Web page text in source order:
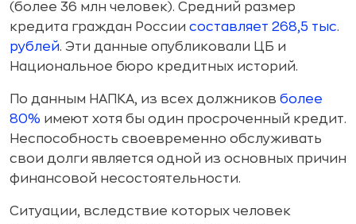
(более 36 млн человек). Средний размер
кредита граждан России составляет 268,5 тыс.
рублей. Эти данные опубликовали ЦБ и
Национальное бюро кредитных историй.
По данным НАПКА, из всех должников более
80% имеют хотя бы один просроченный кредит.
Неспособность своевременно обслуживать
свои долги является одной из основных причин
финансовой несостоятельности.
Ситуации, вследствие которых человек